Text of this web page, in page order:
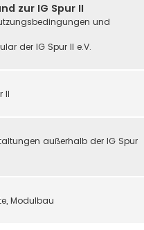
zur IG Spur II
und
der IG Spur II e.V.
II
außerhalb der IG Spur
Modulbau